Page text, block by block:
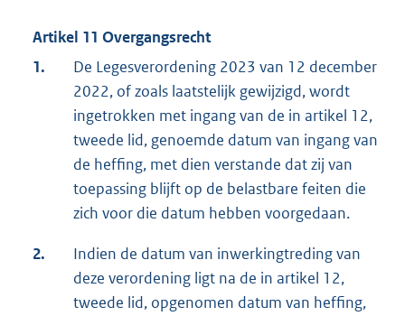
Artikel 11 Overgangsrecht
1.
De Legesverordening 2023 van 12 december
2022, of zoals laatstelijk gewijzigd, wordt
ingetrokken met ingang van de in artikel 12,
tweede lid, genoemde datum van ingang van
de heffing, met dien verstande dat zij van
toepassing blijft op de belastbare feiten die
zich voor die datum hebben voorgedaan.
2.
Indien de datum van inwerkingtreding van
deze verordening ligt na de in artikel 12,
tweede lid, opgenomen datum van heffing,